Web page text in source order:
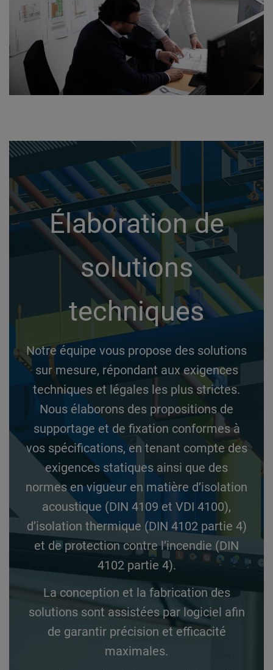
Élaboration de
solutions
techniques
Notre équipe vous propose des solutions
sur mesure, répondant aux exigences
techniques et légales les plus strictes.
Nous élaborons des propositions de
supportage et de fixation conformes à
vos spécifications, en tenant compte des
exigences statiques ainsi que des
normes en vigueur en matière d’isolation
acoustique (DIN 4109 et VDI 4100),
d’isolation thermique (DIN 4102 partie 4)
et de protection contre l’incendie (DIN
4102 partie 4).
La conception et la fabrication des
solutions sont assistées par logiciel afin
de garantir précision et efficacité
maximales.